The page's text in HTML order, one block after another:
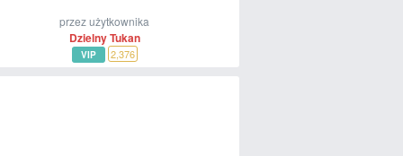
przez użytkownika
Dzielny Tukan
VIP 2,376